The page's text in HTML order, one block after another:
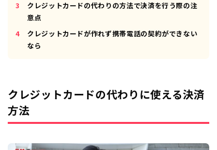
クレジットカードの代わりの方法で決済を行う際の注
意点
クレジットカードが作れず携帯電話の契約ができない
なら
クレジットカードの代わりに使える決済
方法